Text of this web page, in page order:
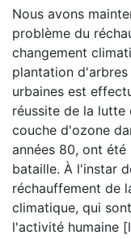
Nous avons
problème du
changement
plantation
urbaines est
réussite de la lutte
couche d'ozone
années 80, ont
bataille. À l'instar
réchauffement de
climatique, qui
l'activité humaine